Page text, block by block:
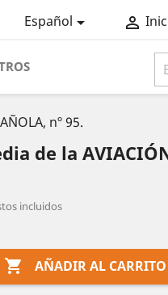
Español 
nº 95.
de la
incluidos
 AÑADIR AL CARRITO